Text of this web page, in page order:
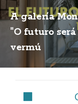
A galería
"O futuro
vermú